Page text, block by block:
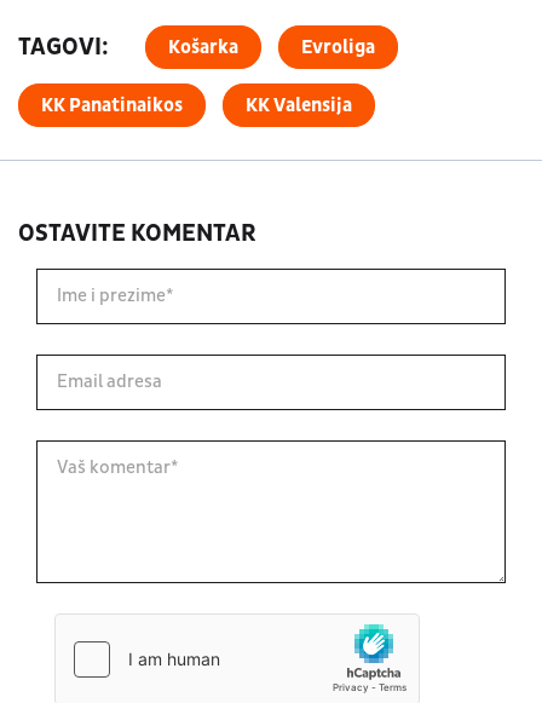
TAGOVI: Košarka Evroliga
KK Panatinaikos KK Valensija
OSTAVITE KOMENTAR